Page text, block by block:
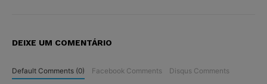
DEIXE UM COMENTÁRIO
Default Comments (0) Facebook Comments Disqus Comments